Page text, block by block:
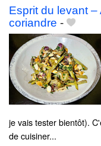
Esprit du levant –
coriandre -
je vais tester bientôt).
de cuisiner...